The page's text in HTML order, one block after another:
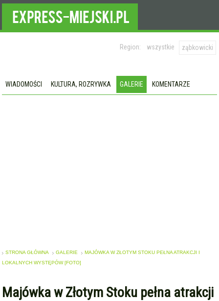
Region: wszystkie ząbkowicki
WIADOMOŚCI KULTURA, ROZRYWKA GALERIE KOMENTARZE
STRONA GŁÓWNA GALERIE
MAJÓWKA W ZŁOTYM STOKU PEŁNA ATRAKCJI I
LOKALNYCH WYSTĘPÓW [FOTO]
Majówka w Złotym Stoku pełna atrakcji